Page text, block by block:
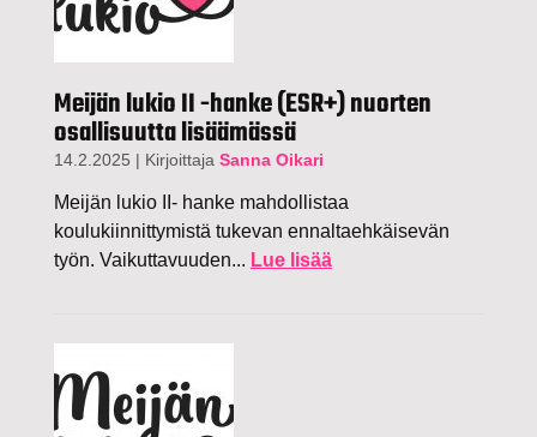
Meijän lukio II -hanke (ESR+) nuorten
osallisuutta lisäämässä
14.2.2025 | Kirjoittaja Sanna Oikari
Meijän lukio II- hanke mahdollistaa
koulukiinnittymistä tukevan ennaltaehkäisevän
työn. Vaikuttavuuden... Lue lisää